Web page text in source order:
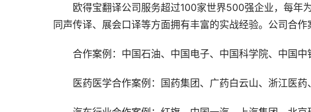
欧得宝翻译公司服务超过100家世界500强企业，每年
同声传译、展会口译等方面拥有丰富的实战经验。公司合作
合作案例：中国石油、中国电子、中国科学院、中国中
医药医学合作案例：国药集团、广药白云山、浙江医药